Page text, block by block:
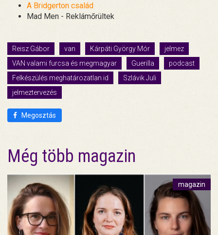
A Bridgerton család
Mad Men - Reklámőrültek
Reisz Gábor van Kárpáti György Mór
jelmez
VAN valami furcsa és megmagyar
Guerilla
podcast
Felkészülés meghatározatlan id
Szlávik Juli
jelmeztervezés
Megosztás
Még több magazin
magazin